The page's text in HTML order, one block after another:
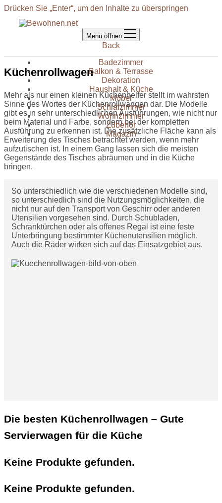
Drücken Sie „Enter“, um den Inhalte zu überspringen
Menü öffnen
Back
Badezimmer
Balkon & Terrasse
Dekoration
Haushalt & Küche
Möbel
Schlafzimmer
Wohnzimmer
Zubehör
Magazin
Küchenrollwagen
Mehr als nur einen kleinen Küchenhelfer stellt im wahrsten
Sinne des Wortes der Küchenrollwangen dar. Die Modelle
gibt es in sehr unterschiedlichen Ausführungen, wie nicht nur
beim Material und Farbe, sondern bei der kompletten
Ausführung zu erkennen ist. Die zusätzliche Fläche kann als
Erweiterung des Tisches betrachtet werden, wenn mehr
aufzutischen ist. In einem Gang lassen sich die meisten
Gegenstände des Tisches abräumen und in die Küche
bringen.
So unterschiedlich wie die verschiedenen Modelle sind,
so unterschiedlich sind die Nutzungsmöglichkeiten, die
nicht nur auf den Transport von Geschirr oder anderen
Utensilien vorgesehen sind. Durch Schubladen,
Schranktürchen oder als offenes Regal ist eine feste
Unterbringung bestimmter Küchenutensilien möglich.
Auch die Räder wirken sich auf das Einsatzgebiet aus.
Die besten Küchenrollwagen – Gute
Servierwagen für die Küche
Keine Produkte gefunden.
Keine Produkte gefunden.